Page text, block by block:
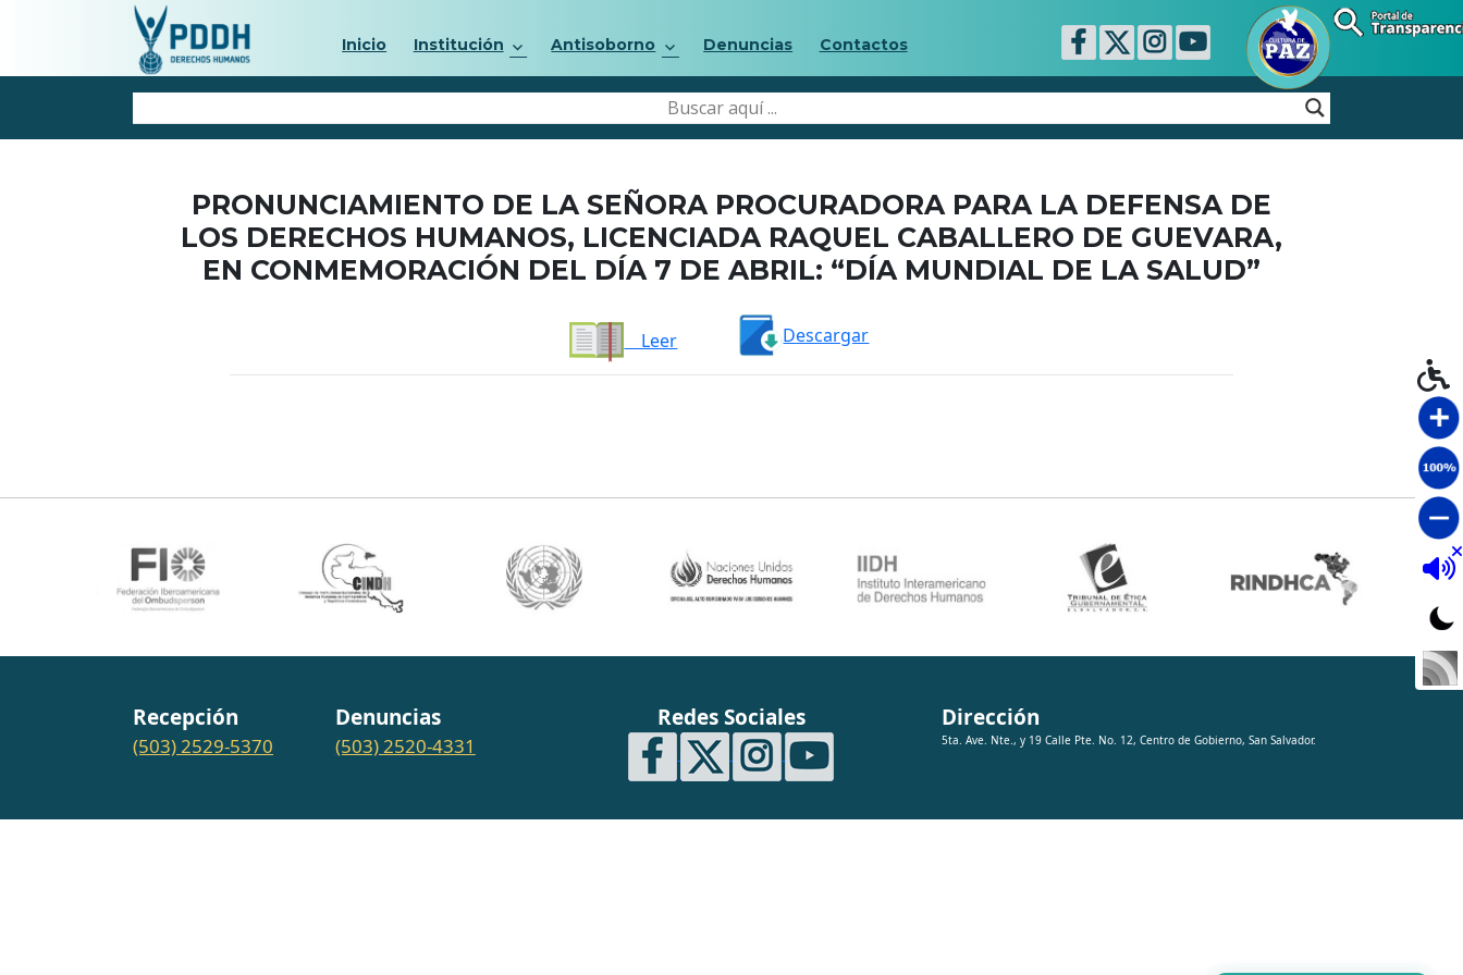
Inicio Institución Antisoborno Denuncias Contactos
PRONUNCIAMIENTO DE LA SEÑORA PROCURADORA PARA LA DEFENSA DE
LOS DERECHOS HUMANOS, LICENCIADA RAQUEL CABALLERO DE GUEVARA,
EN CONMEMORACIÓN DEL DÍA 7 DE ABRIL: “DÍA MUNDIAL DE LA SALUD”
Leer Descargar
Recepción
(503) 2529-5370
Denuncias
(503) 2520-4331
Redes Sociales Dirección
5ta. Ave. Nte., y 19 Calle Pte. No. 12, Centro de Gobierno, San Salvador.